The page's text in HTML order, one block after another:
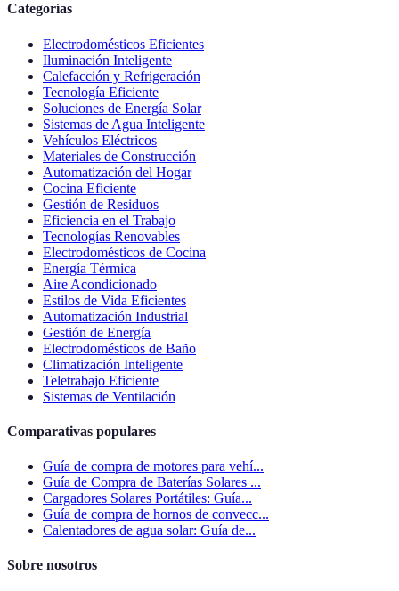
Categorías
Electrodomésticos Eficientes
Iluminación Inteligente
Calefacción y Refrigeración
Tecnología Eficiente
Soluciones de Energía Solar
Sistemas de Agua Inteligente
Vehículos Eléctricos
Materiales de Construcción
Automatización del Hogar
Cocina Eficiente
Gestión de Residuos
Eficiencia en el Trabajo
Tecnologías Renovables
Electrodomésticos de Cocina
Energía Térmica
Aire Acondicionado
Estilos de Vida Eficientes
Automatización Industrial
Gestión de Energía
Electrodomésticos de Baño
Climatización Inteligente
Teletrabajo Eficiente
Sistemas de Ventilación
Comparativas populares
Guía de compra de motores para vehí...
Guía de Compra de Baterías Solares ...
Cargadores Solares Portátiles: Guía...
Guía de compra de hornos de convecc...
Calentadores de agua solar: Guía de...
Sobre nosotros